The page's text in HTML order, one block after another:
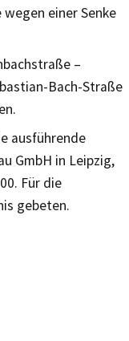
einer Senke
–
Bach-Straße
ausführende
GmbH in Leipzig,
Für die
gebeten.